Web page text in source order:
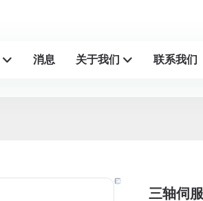
消息 关于我们 联系我们
三轴伺